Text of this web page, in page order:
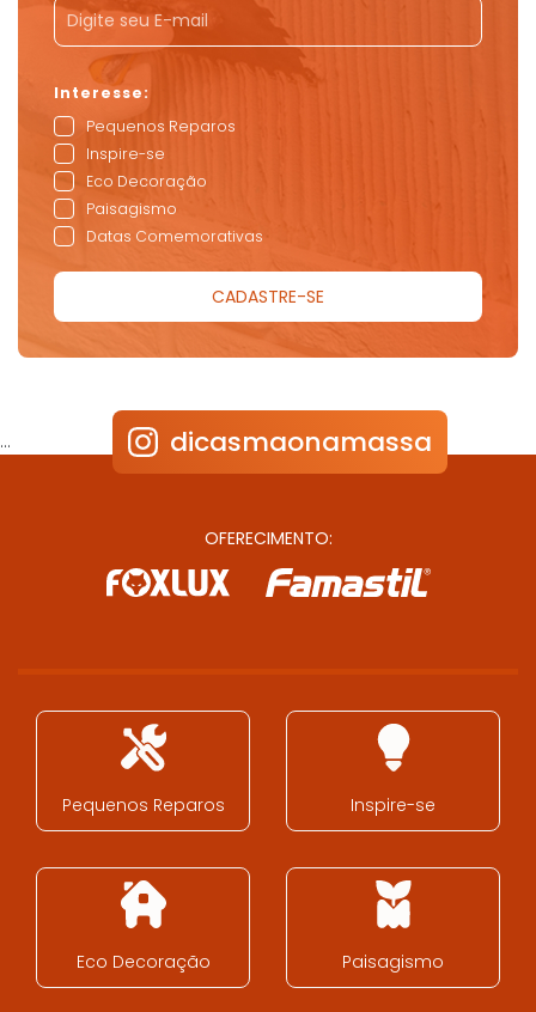
Pequenos Reparos
Inspire-se
Eco Decoração
Paisagismo
Datas Comemorativas
… dicasmaonamassa
OFERECIMENTO:
Pequenos Reparos Inspire-se
Eco Decoração Paisagismo